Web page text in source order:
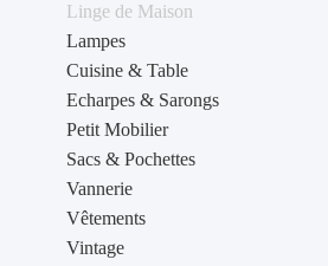
Linge de Maison
Lampes
Cuisine & Table
Echarpes & Sarongs
Petit Mobilier
Sacs & Pochettes
Vannerie
Vêtements
Vintage